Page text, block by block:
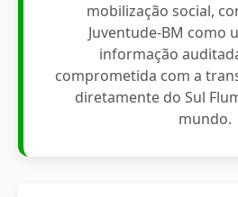
mobilização social,
Juventude-BM como
informação
comprometida com a
diretamente do Sul
mundo.